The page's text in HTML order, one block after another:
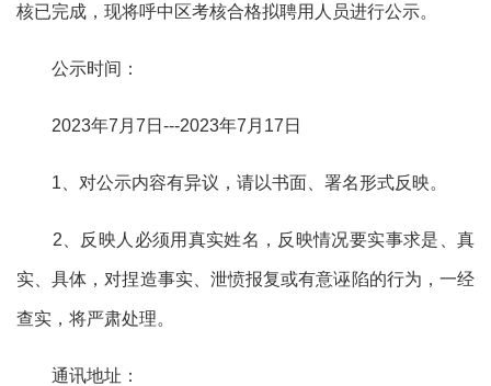
核已完成，现将呼中区考核合格拟聘用人员进行公示。
公示时间：
2023年7 月 7 日 ---2023年7 月 17 日
1、对公示内容有异议，请以书面、署名形式反映。
2、反映人必须用真实姓名，反映情况要实事求是、真
实、具体，对捏造事实、泄愤报复或有意诬陷的行为，一经
查实，将严肃处理。
通讯地址：